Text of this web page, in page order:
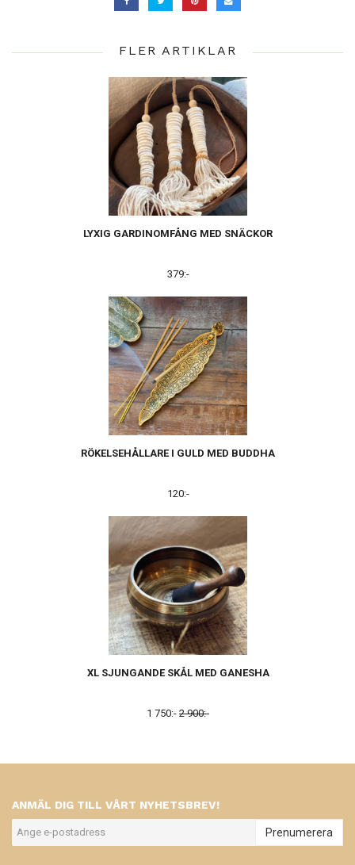
FLER ARTIKLAR
LYXIG GARDINOMFÅNG MED SNÄCKOR
379:-
RÖKELSEHÅLLARE I GULD MED BUDDHA
120:-
XL SJUNGANDE SKÅL MED GANESHA
1 750:- 2 900:-
ANMÄL DIG TILL VÅRT NYHETSBREV!
Prenumerera